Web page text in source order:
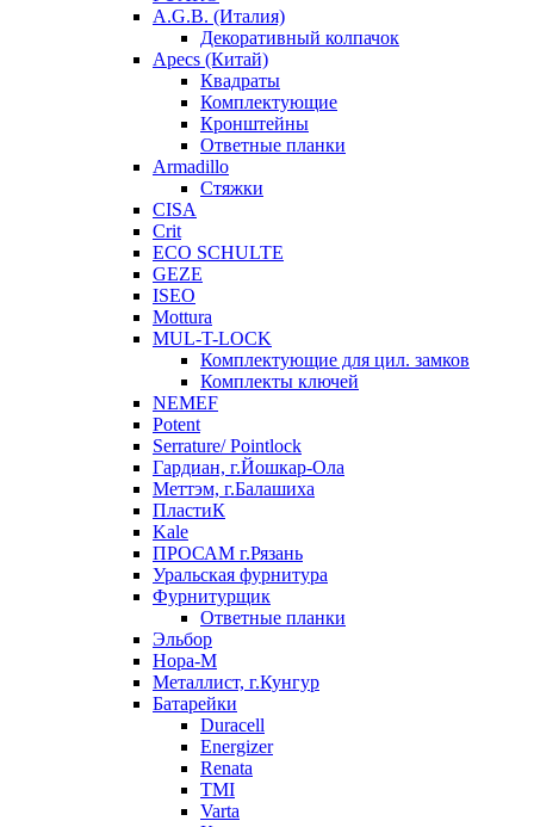
A.G.B. (Италия)
Декоративный колпачок
Apecs (Китай)
Квадраты
Комплектующие
Кронштейны
Ответные планки
Armadillo
Стяжки
CISA
Crit
ECO SCHULTE
GEZE
ISEO
Mottura
MUL-T-LOCK
Комплектующие для цил. замков
Комплекты ключей
NEMEF
Potent
Serrature/ Pointlock
Гардиан, г.Йошкар-Ола
Меттэм, г.Балашиха
ПластиК
Kale
ПРОСАМ г.Рязань
Уральская фурнитура
Фурнитурщик
Ответные планки
Эльбор
Нора-М
Металлист, г.Кунгур
Батарейки
Duracell
Energizer
Renata
TMI
Varta